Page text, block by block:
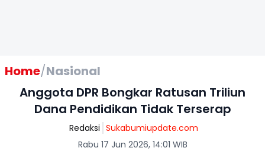
Home/Nasional
Anggota DPR Bongkar Ratusan Triliun
Dana Pendidikan Tidak Terserap
Redaksi Sukabumiupdate.com
Rabu 17 Jun 2026, 14:01 WIB